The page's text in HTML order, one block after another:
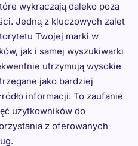
wykraczają daleko poza
Jedną z kluczowych zalet
Twojej marki w
jak i samej wyszukiwarki
utrzymują wysokie
jako bardziej
informacji. To zaufanie
użytkowników do
z oferowanych